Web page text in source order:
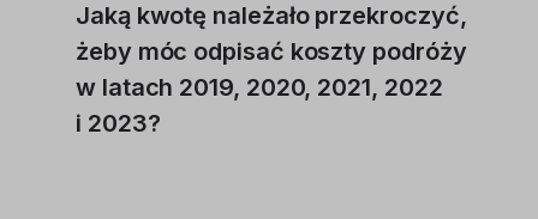
Jaką kwotę należało przekroczyć,
żeby móc odpisać koszty podróży
w latach 2019, 2020, 2021, 2022
i 2023?